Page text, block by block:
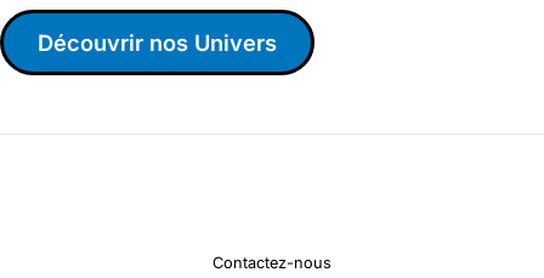
Découvrir nos Univers
Contactez-nous